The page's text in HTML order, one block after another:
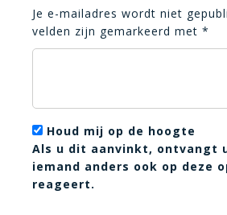
Je e-mailadres wordt niet
velden zijn gemarkeerd met *
Houd mij op de hoogte
Als u dit aanvinkt, ontvangt
iemand anders ook op deze
reageert.